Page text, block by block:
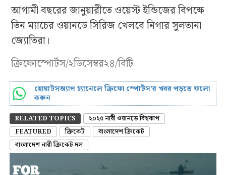
আগামী বছরের জানুয়ারীতে ওয়েস্ট ইন্ডিজের বিপক্ষে
তিন ম্যাচের ওয়ানডে সিরিজ খেলবে নিগার সুলতানা
জ্যোতিরা।
ক্রিফোস্পোর্টস/২ডিসেম্বর২৪/বিটি
হোয়াটসঅ্যাপ চ্যানেলে ক্রিফো স্পোর্টস’র খবর পড়তে ফলো
করুন
RELATED TOPICS
২০২৫ নারী ওয়ানডে বিশ্বকাপ
FEATURED
ক্রিকেট
বাংলাদেশ ক্রিকেট
বাংলাদেশ নারী ক্রিকেট দল